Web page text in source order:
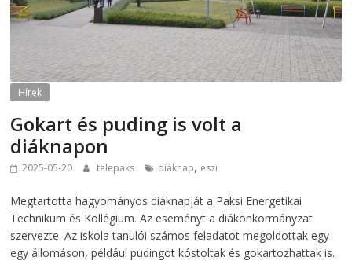
Hírek
Gokart és puding is volt a
diáknapon
2025-05-20 telepaks diáknap, eszi
Megtartotta hagyományos diáknapját a Paksi Energetikai
Technikum és Kollégium. Az eseményt a diákönkormányzat
szervezte. Az iskola tanulói számos feladatot megoldottak egy-
egy állomáson, például pudingot kóstoltak és gokartozhattak is.